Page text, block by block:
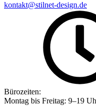
kontakt@stilnet-design.de
Bürozeiten:
Montag bis Freitag: 9–19